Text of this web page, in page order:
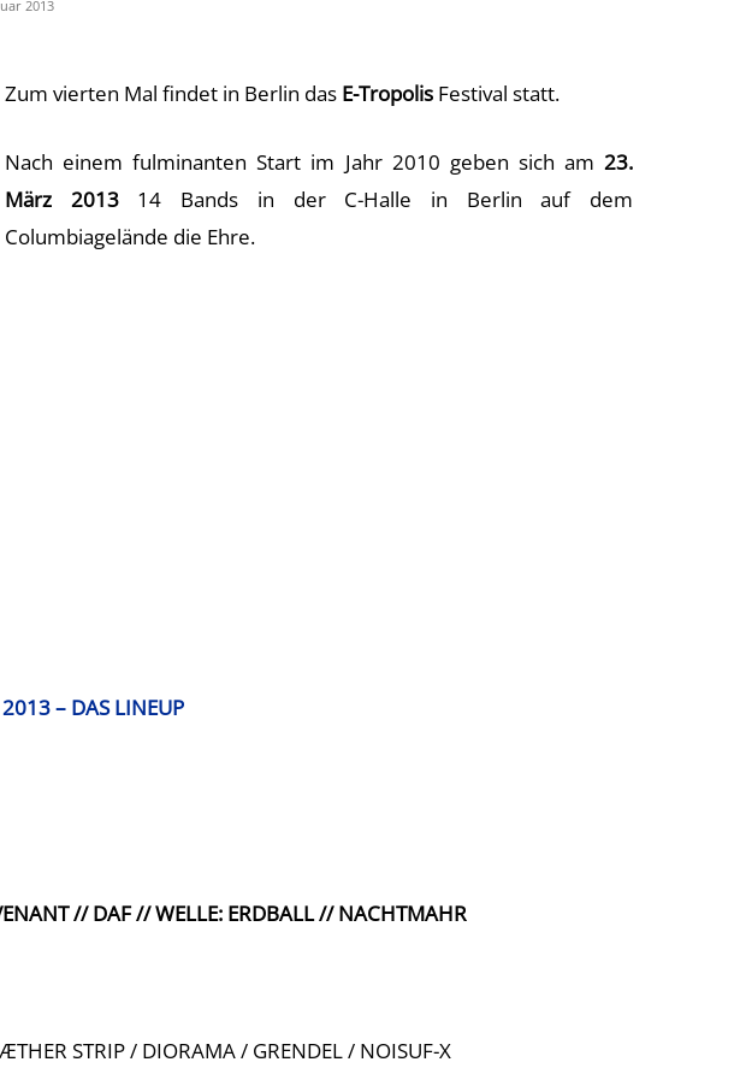
2013
Zum vierten Mal findet in Berlin das E-Tropolis Festival statt.
Nach einem fulminanten Start im Jahr 2010 geben sich am 23.
März 201314 Bands in der C-Halle in Berlin auf dem
Columbiagelände die Ehre.
2013 – DAS LINEUP
// DAF // WELLE: ERDBALL // NACHTMAHR
STRIP / DIORAMA / GRENDEL / NOISUF-X